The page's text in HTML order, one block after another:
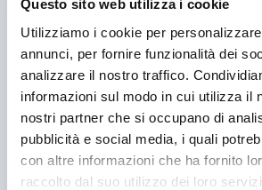
Questo sito web utilizza i cookie
Utilizziamo i cookie per
annunci, per fornire funzionalità dei
analizzare il nostro traffico.
informazioni sul modo in cui utilizza il
nostri partner che si occupano di
pubblicità e social media, i quali
con altre informazioni che ha fornito
raccolto dal suo utilizzo dei loro
3 MARI SRL
Padiglione 04.1 - Stand A
A - 27 SPA A SOCIO
Padiglione 02 - Stand E 007